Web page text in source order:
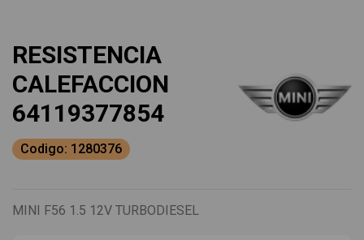
RESISTENCIA
CALEFACCION
64119377854
Codigo: 1280376
MINI F56 1.5 12V TURBODIESEL